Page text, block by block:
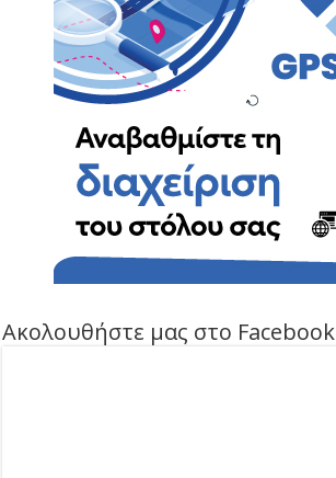
Ακολουθήστε μας στο Facebook